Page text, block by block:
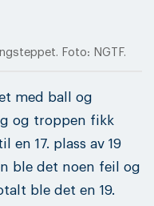
Foto: NGTF.
med ball og
og troppen fikk
en 17. plass av 19
ble det noen feil og
ble det en 19.